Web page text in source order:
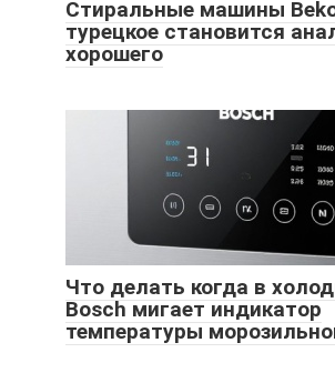
Стиральные машины
турецкое становится
хорошего
Что делать когда в
Bosch мигает индикатор
температуры